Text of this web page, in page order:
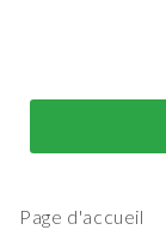
Page d'accueil